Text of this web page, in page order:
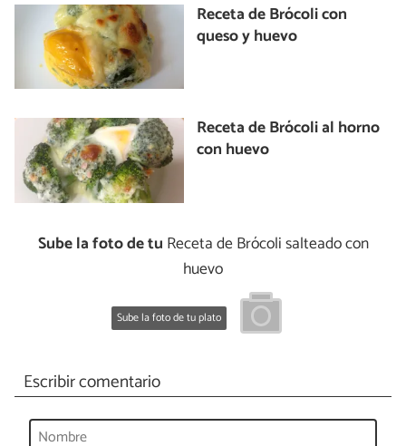
Receta de Brócoli con
queso y huevo
Receta de Brócoli al horno
con huevo
Sube la foto de tu Receta de Brócoli salteado con
huevo
Sube la foto de tu plato
Escribir comentario